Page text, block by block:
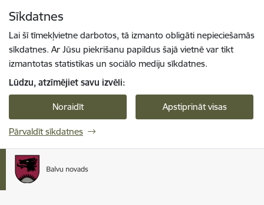
Sīkdatnes
Lai šī tīmekļvietne darbotos, tā izmanto obligāti nepieciešamās
sīkdatnes. Ar Jūsu piekrišanu papildus šajā vietnē var tikt
izmantotas statistikas un sociālo mediju sīkdatnes.
Lūdzu, atzīmējiet savu izvēli:
Noraidīt Apstiprināt visas
Pārvaldīt sīkdatnes